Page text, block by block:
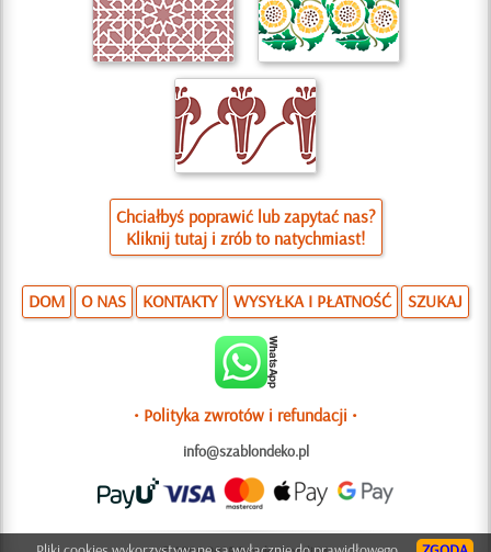
Chciałbyś poprawić lub zapytać nas?
Kliknij tutaj i zrób to natychmiast!
DOM O NAS KONTAKTY WYSYŁKA I PŁATNOŚĆ SZUKAJ
• Polityka zwrotów i refundacji •
info@szablondeko.pl